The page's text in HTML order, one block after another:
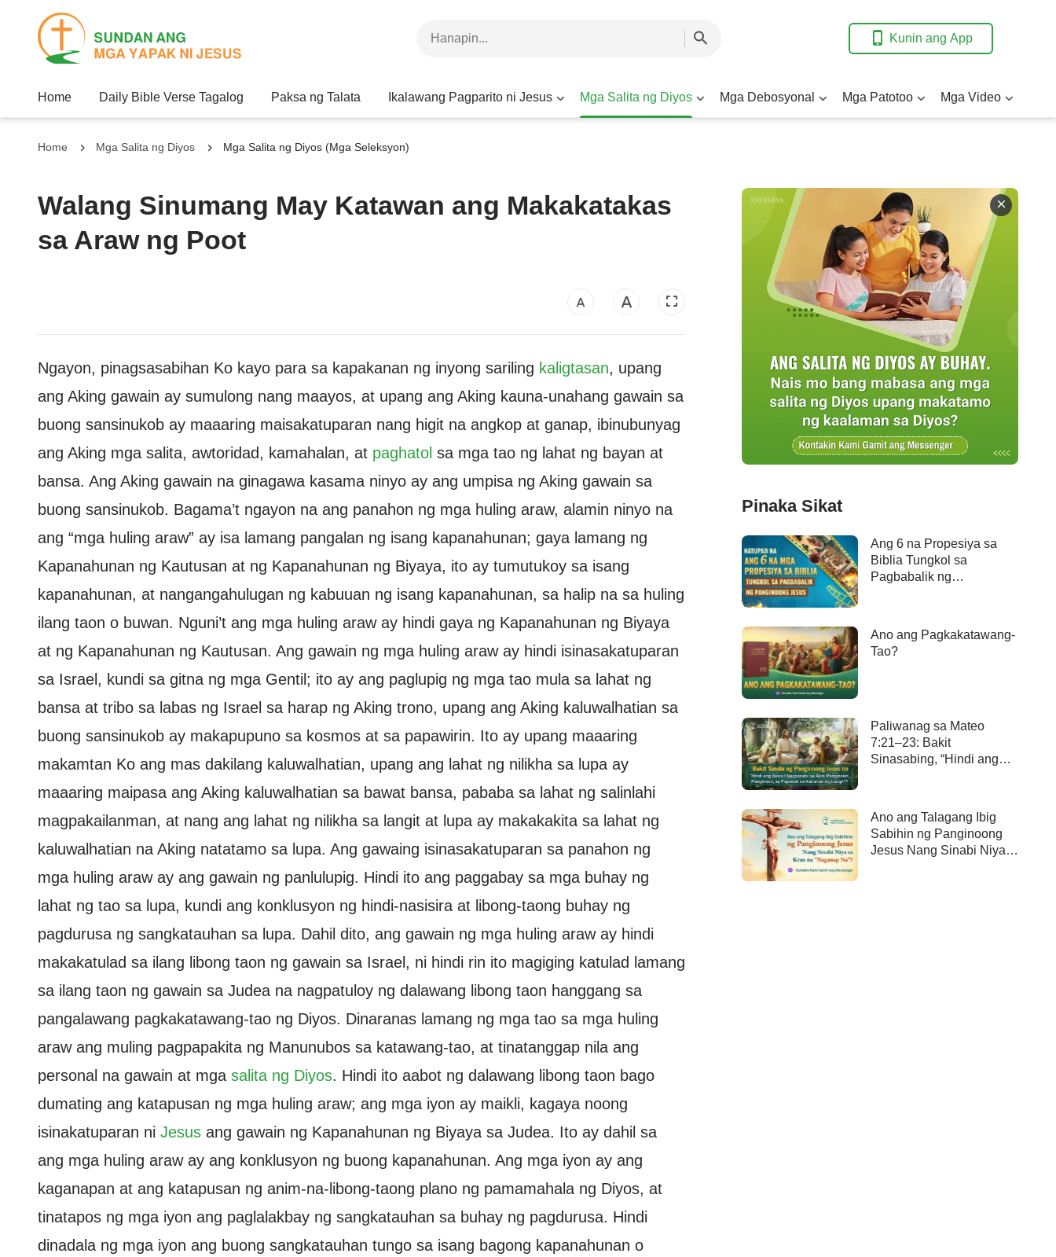
Kunin ang App
Home Daily Bible Verse Tagalog Paksa ng Talata Ikalawang Pagparito ni Jesus Mga Salita ng Diyos Mga Debosyonal Mga Patotoo Mga Video
Home Mga Salita ng Diyos Mga Salita ng Diyos (Mga Seleksyon)
Walang Sinumang May Katawan ang Makakatakas
sa Araw ng Poot
Ngayon, pinagsasabihan Ko kayo para sa kapakanan ng inyong sariling kaligtasan, upang
ang Aking gawain ay sumulong nang maayos, at upang ang Aking kauna-unahang gawain sa
buong sansinukob ay maaaring maisakatuparan nang higit na angkop at ganap, ibinubunyag
ang Aking mga salita, awtoridad, kamahalan, at paghatol sa mga tao ng lahat ng bayan at
bansa. Ang Aking gawain na ginagawa kasama ninyo ay ang umpisa ng Aking gawain sa
buong sansinukob. Bagama’t ngayon na ang panahon ng mga huling araw, alamin ninyo na
ang “mga huling araw” ay isa lamang pangalan ng isang kapanahunan; gaya lamang ng
Kapanahunan ng Kautusan at ng Kapanahunan ng Biyaya, ito ay tumutukoy sa isang
kapanahunan, at nangangahulugan ng kabuuan ng isang kapanahunan, sa halip na sa huling
ilang taon o buwan. Nguni’t ang mga huling araw ay hindi gaya ng Kapanahunan ng Biyaya
at ng Kapanahunan ng Kautusan. Ang gawain ng mga huling araw ay hindi isinasakatuparan
sa Israel, kundi sa gitna ng mga Gentil; ito ay ang paglupig ng mga tao mula sa lahat ng
bansa at tribo sa labas ng Israel sa harap ng Aking trono, upang ang Aking kaluwalhatian sa
buong sansinukob ay makapupuno sa kosmos at sa papawirin. Ito ay upang maaaring
makamtan Ko ang mas dakilang kaluwalhatian, upang ang lahat ng nilikha sa lupa ay
maaaring maipasa ang Aking kaluwalhatian sa bawat bansa, pababa sa lahat ng salinlahi
magpakailanman, at nang ang lahat ng nilikha sa langit at lupa ay makakakita sa lahat ng
kaluwalhatian na Aking natatamo sa lupa. Ang gawaing isinasakatuparan sa panahon ng
mga huling araw ay ang gawain ng panlulupig. Hindi ito ang paggabay sa mga buhay ng
lahat ng tao sa lupa, kundi ang konklusyon ng hindi-nasisira at libong-taong buhay ng
pagdurusa ng sangkatauhan sa lupa. Dahil dito, ang gawain ng mga huling araw ay hindi
makakatulad sa ilang libong taon ng gawain sa Israel, ni hindi rin ito magiging katulad lamang
sa ilang taon ng gawain sa Judea na nagpatuloy ng dalawang libong taon hanggang sa
pangalawang pagkakatawang-tao ng Diyos. Dinaranas lamang ng mga tao sa mga huling
araw ang muling pagpapakita ng Manunubos sa katawang-tao, at tinatanggap nila ang
personal na gawain at mga salita ng Diyos. Hindi ito aabot ng dalawang libong taon bago
dumating ang katapusan ng mga huling araw; ang mga iyon ay maikli, kagaya noong
isinakatuparan ni Jesus ang gawain ng Kapanahunan ng Biyaya sa Judea. Ito ay dahil sa
ang mga huling araw ay ang konklusyon ng buong kapanahunan. Ang mga iyon ay ang
kaganapan at ang katapusan ng anim-na-libong-taong plano ng pamamahala ng Diyos, at
tinatapos ng mga iyon ang paglalakbay ng sangkatauhan sa buhay ng pagdurusa. Hindi
dinadala ng mga iyon ang buong sangkatauhan tungo sa isang bagong kapanahunan o
Pinaka Sikat
Ang 6 na Propesiya sa
Biblia Tungkol sa
Pagbabalik ng
Ano ang Pagkakatawang-
Tao?
Paliwanag sa Mateo
7:21–23: Bakit
Sinasabing, “Hindi ang
ng langit”?
Ano ang Talagang Ibig
Sabihin ng Panginoong
Jesus Nang Sinabi Niya